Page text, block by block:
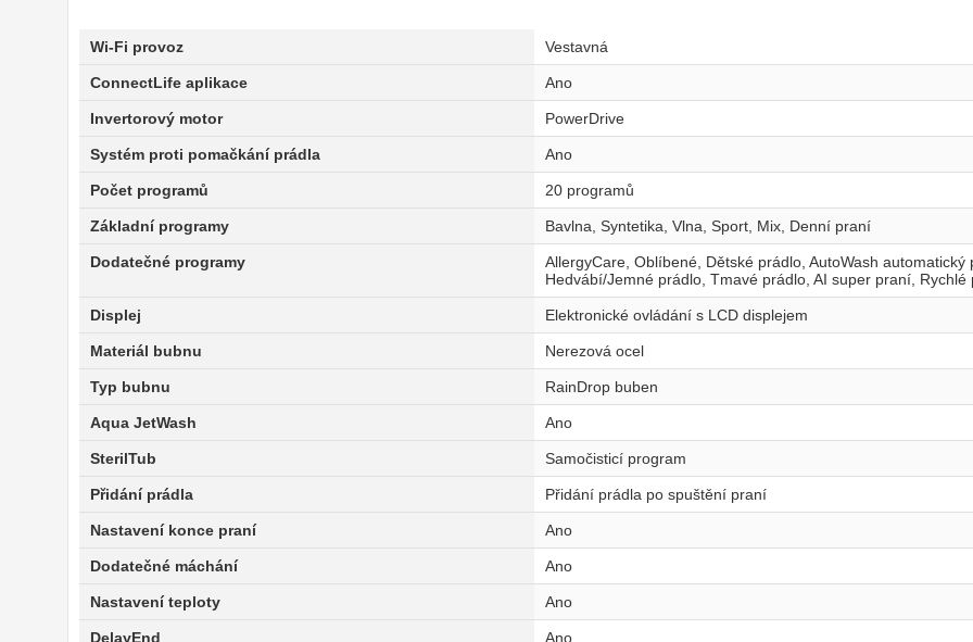
Wi-Fi provoz Vestavná
ConnectLife aplikace Ano
Invertorový motor PowerDrive
Systém proti pomačkání prádla Ano
Počet programů 20 programů
Základní programy Bavlna, Syntetika, Vlna, Sport, Mix, Denní praní
Dodatečné programy
AllergyCare, Oblíbené, Dětské prádlo, AutoWash
Hedvábí/Jemné prádlo, Tmavé prádlo, AI super praní, Rychlé
Displej Elektronické ovládání s LCD displejem
Materiál bubnu Nerezová ocel
Typ bubnu RainDrop buben
Aqua JetWash Ano
SterilTub Samočisticí program
Přidání prádla Přidání prádla po spuštění praní
Nastavení konce praní Ano
Dodatečné máchání Ano
Nastavení teploty Ano
DelayEnd Ano